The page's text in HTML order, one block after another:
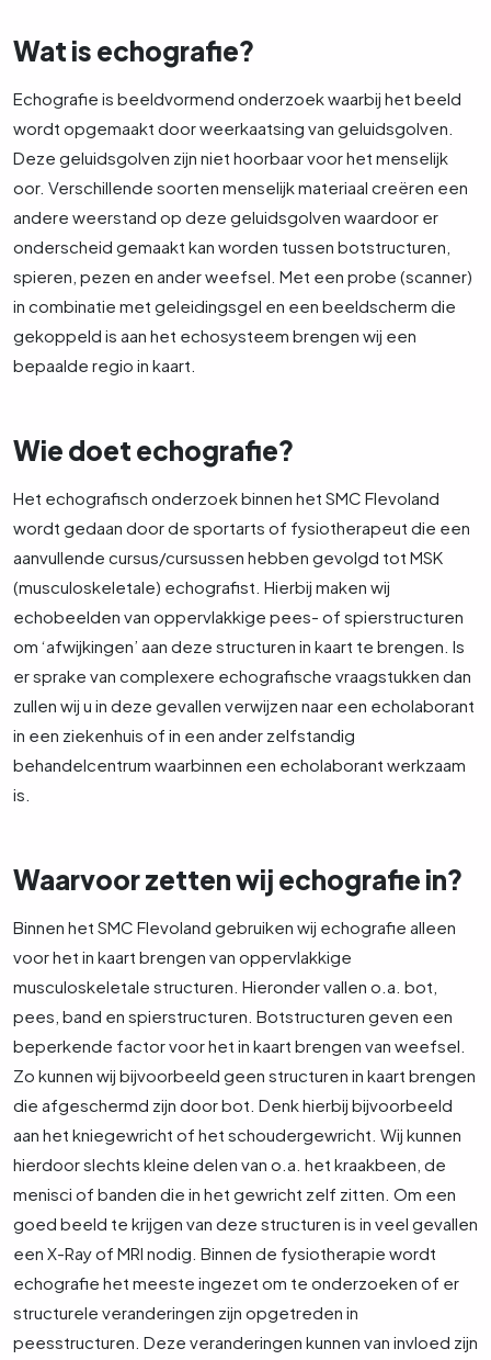
Wat is echografie?
Echografie is beeldvormend onderzoek waarbij het beeld
wordt opgemaakt door weerkaatsing van geluidsgolven.
Deze geluidsgolven zijn niet hoorbaar voor het menselijk
oor. Verschillende soorten menselijk materiaal creëren een
andere weerstand op deze geluidsgolven waardoor er
onderscheid gemaakt kan worden tussen botstructuren,
spieren, pezen en ander weefsel. Met een probe (scanner)
in combinatie met geleidingsgel en een beeldscherm die
gekoppeld is aan het echosysteem brengen wij een
bepaalde regio in kaart.
Wie doet echografie?
Het echografisch onderzoek binnen het SMC Flevoland
wordt gedaan door de sportarts of fysiotherapeut die een
aanvullende cursus/cursussen hebben gevolgd tot MSK
(musculoskeletale) echografist. Hierbij maken wij
echobeelden van oppervlakkige pees- of spierstructuren
om ‘afwijkingen’ aan deze structuren in kaart te brengen. Is
er sprake van complexere echografische vraagstukken dan
zullen wij u in deze gevallen verwijzen naar een echolaborant
in een ziekenhuis of in een ander zelfstandig
behandelcentrum waarbinnen een echolaborant werkzaam
is.
Waarvoor zetten wij echografie in?
Binnen het SMC Flevoland gebruiken wij echografie alleen
voor het in kaart brengen van oppervlakkige
musculoskeletale structuren. Hieronder vallen o.a. bot,
pees, band en spierstructuren. Botstructuren geven een
beperkende factor voor het in kaart brengen van weefsel.
Zo kunnen wij bijvoorbeeld geen structuren in kaart brengen
die afgeschermd zijn door bot. Denk hierbij bijvoorbeeld
aan het kniegewricht of het schoudergewricht. Wij kunnen
hierdoor slechts kleine delen van o.a. het kraakbeen, de
menisci of banden die in het gewricht zelf zitten. Om een
goed beeld te krijgen van deze structuren is in veel gevallen
een X-Ray of MRI nodig. Binnen de fysiotherapie wordt
echografie het meeste ingezet om te onderzoeken of er
structurele veranderingen zijn opgetreden in
peesstructuren. Deze veranderingen kunnen van invloed zijn